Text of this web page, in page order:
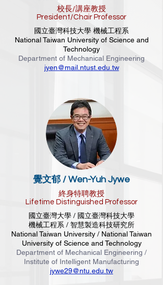
校長/講座教授
President/Chair Professor
國立臺灣科技大學 機械工程系
National Taiwan University of Science and
Technology
Department of Mechanical Engineering
jyen@mail.ntust.edu.tw
覺文郁 / Wen-Yuh Jywe
終身特聘教授
Lifetime Distinguished Professor
國立臺灣大學 / 國立臺灣科技大學
機械工程系 / 智慧製造科技研究所
National Taiwan University / National Taiwan
University of Science and Technology
Department of Mechanical Engineering /
Institute of Intelligent Manufacturing
jywe29@ntu.edu.tw